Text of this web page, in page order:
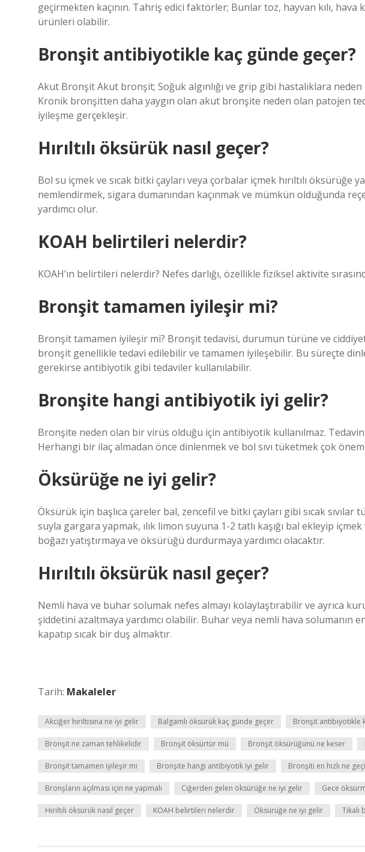
geçirmekten kaçının. Tahriş edici faktörler; Bunlar toz, hayvan kılı,
ürünleri olabilir.
Bronşit antibiyotikle kaç günde geçer?
Akut Bronşit Akut bronşit; Soğuk algınlığı ve grip gibi hastalıklara
Kronik bronşitten daha yaygın olan akut bronşite neden olan patojen
iyileşme gerçekleşir.
Hırıltılı öksürük nasıl geçer?
Bol su içmek ve sıcak bitki çayları veya çorbalar içmek hırıltılı öksürüğe
nemlendirmek, sigara dumanından kaçınmak ve mümkün olduğunda
yardımcı olur.
KOAH belirtileri nelerdir?
KOAH’ın belirtileri nelerdir? Nefes darlığı, özellikle fiziksel aktivite
Bronşit tamamen iyileşir mi?
Bronşit tamamen iyileşir mi? Bronşit tedavisi, durumun türüne ve
bronşit genellikle tedavi edilebilir ve tamamen iyileşebilir. Bu süreçte
gerekirse antibiyotik gibi tedaviler kullanılabilir.
Bronşite hangi antibiyotik iyi gelir?
Bronşite neden olan bir virüs olduğu için antibiyotik kullanılmaz.
Herhangi bir ilaç almadan önce dinlenmek ve bol sıvı tüketmek çok
Öksürüğe ne iyi gelir?
Öksürük için başlıca çareler bal, zencefil ve bitki çayları gibi sıcak
suyla gargara yapmak, ılık limon suyuna 1-2 tatlı kaşığı bal ekleyip
boğazı yatıştırmaya ve öksürüğü durdurmaya yardımcı olacaktır.
Hırıltılı öksürük nasıl geçer?
Nemli hava ve buhar solumak nefes almayı kolaylaştırabilir ve ayrıca
şiddetini azaltmaya yardımcı olabilir. Buhar veya nemli hava solumanın
kapatıp sıcak bir duş almaktır.
Tarih: Makaleler
Akciğer hırıltısına ne iyi gelir Balgamlı öksürük kaç günde geçer Bronşit antibiyotikle
Bronşit ne zaman tehlikelidir Bronşit öksürtür mü Bronşit öksürüğünü ne keser
Bronşit tamamen iyileşir mi Bronşite hangi antibiyotik iyi gelir Bronşiti en hızlı ne
Bronşların açılması için ne yapmalı Ciğerden gelen öksürüğe ne iyi gelir Gece
Hırıltılı öksürük nasıl geçer KOAH belirtileri nelerdir Öksürüğe ne iyi gelir